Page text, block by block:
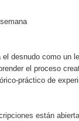
desnudo como un
el proceso
práctico de
están